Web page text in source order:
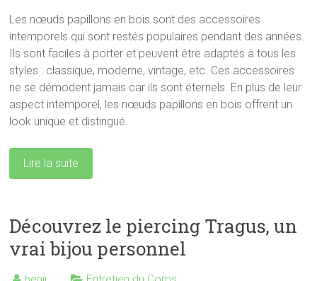
Les nœuds papillons en bois sont des accessoires
intemporels qui sont restés populaires pendant des années.
Ils sont faciles à porter et peuvent être adaptés à tous les
styles : classique, moderne, vintage, etc. Ces accessoires
ne se démodent jamais car ils sont éternels. En plus de leur
aspect intemporel, les nœuds papillons en bois offrent un
look unique et distingué.
Lire la suite
Découvrez le piercing Tragus, un
vrai bijou personnel